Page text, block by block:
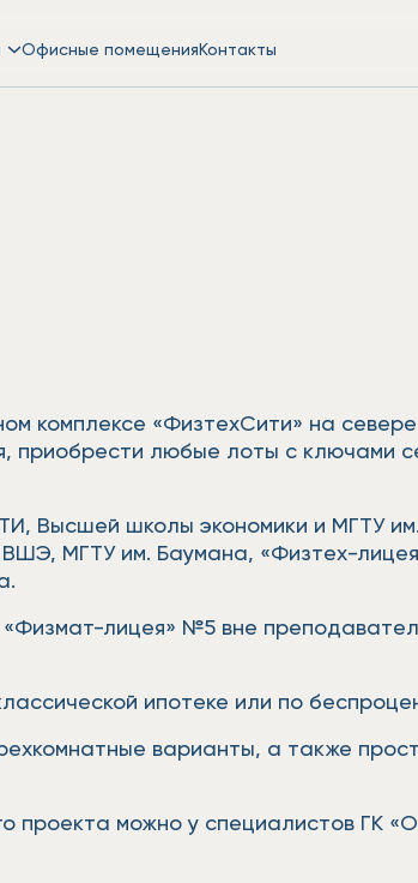
Офисные помещенияКонтакты
комплексе «ФизтехСити» на
приобрести любые лоты с ключами
Высшей школы экономики и МГТУ
МГТУ им. Баумана, «Физтех-
лицея» №5 вне
ипотеке или по
варианты, а также
проекта можно у специалистов ГК